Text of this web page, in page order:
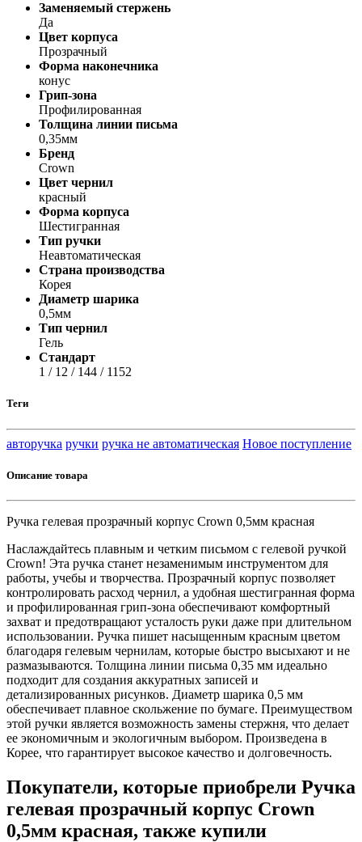
Заменяемый стержень
Да
Цвет корпуса
Прозрачный
Форма наконечника
конус
Грип-зона
Профилированная
Толщина линии письма
0,35мм
Бренд
Crown
Цвет чернил
красный
Форма корпуса
Шестигранная
Тип ручки
Неавтоматическая
Страна производства
Корея
Диаметр шарика
0,5мм
Тип чернил
Гель
Стандарт
1 / 12 / 144 / 1152
Теги
авторучка ручки ручка не автоматическая Новое поступление
Описание товара
Ручка гелевая прозрачный корпус Crown 0,5мм красная
Наслаждайтесь плавным и четким письмом с гелевой ручкой
Crown! Эта ручка станет незаменимым инструментом для
работы, учебы и творчества. Прозрачный корпус позволяет
контролировать расход чернил, а удобная шестигранная форма
и профилированная грип-зона обеспечивают комфортный
захват и предотвращают усталость руки даже при длительном
использовании. Ручка пишет насыщенным красным цветом
благодаря гелевым чернилам, которые быстро высыхают и не
размазываются. Толщина линии письма 0,35 мм идеально
подходит для создания аккуратных записей и
детализированных рисунков. Диаметр шарика 0,5 мм
обеспечивает плавное скольжение по бумаге. Преимуществом
этой ручки является возможность замены стержня, что делает
ее экономичным и экологичным выбором. Произведена в
Корее, что гарантирует высокое качество и долговечность.
Покупатели, которые приобрели Ручка
гелевая прозрачный корпус Crown
0,5мм красная, также купили